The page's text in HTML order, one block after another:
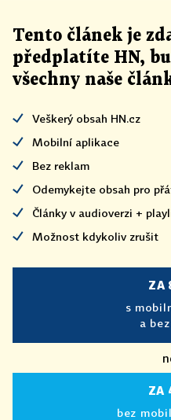
Tento článek je
předplatíte HN,
všechny naše
Veškerý obsah HN.cz
Mobilní aplikace
Bez reklam
Odemykejte obsah pro
Články v audioverzi +
Možnost kdykoliv zrušit
ZA
s
a
ZA
bez